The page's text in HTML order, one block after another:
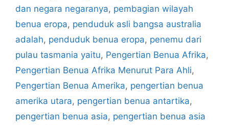
dan negara negaranya, pembagian wilayah
benua eropa, penduduk asli bangsa australia
adalah, penduduk benua eropa, penemu dari
pulau tasmania yaitu, Pengertian Benua Afrika,
Pengertian Benua Afrika Menurut Para Ahli,
Pengertian Benua Amerika, pengertian benua
amerika utara, pengertian benua antartika,
pengertian benua asia, pengertian benua asia